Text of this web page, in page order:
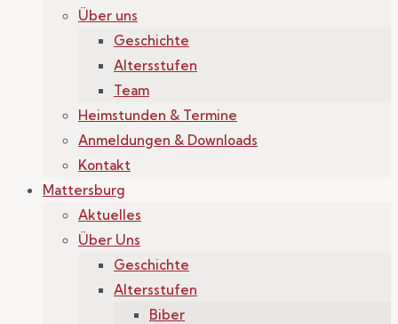
Über uns
Geschichte
Altersstufen
Team
Heimstunden & Termine
Anmeldungen & Downloads
Kontakt
Mattersburg
Aktuelles
Über Uns
Geschichte
Altersstufen
Biber